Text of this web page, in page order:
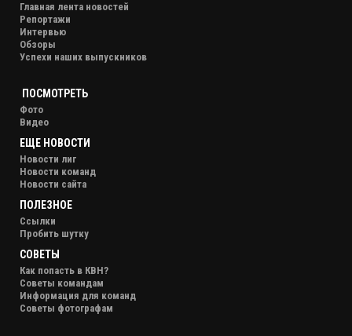
Главная лента новостей
Репортажи
Интервью
Обзоры
Успехи наших выпускников
ПОСМОТРЕТЬ
Фото
Видео
ЕЩЕ НОВОСТИ
Новости лиг
Новости команд
Новости сайта
ПОЛЕЗНОЕ
Ссылки
Пробить шутку
СОВЕТЫ
Как попасть в КВН?
Советы командам
Информация для команд
Советы фотографам